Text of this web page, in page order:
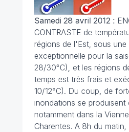
Samedi 28 avril 2012 :
CONTRASTE de
régions de l'Est, sous une
exceptionnelle pour la
28/30°C), et les régions
temps est très frais et
10/12°C). Du coup, de
inondations se produisent
notamment dans la
Charentes. A 8h du